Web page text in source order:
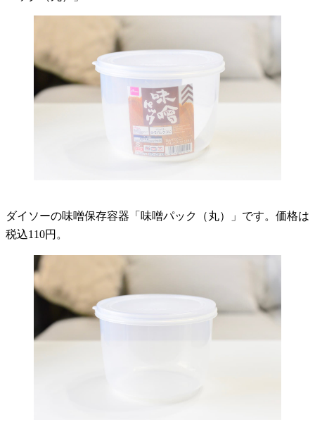
ダイソーの味噌保存容器「味噌パック（丸）」です。価格は
税込110円。